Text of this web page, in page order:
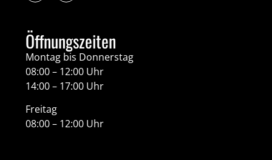
Öffnungszeiten
Montag bis Donnerstag
08:00 – 12:00 Uhr
14:00 – 17:00 Uhr
Freitag
08:00 – 12:00 Uhr